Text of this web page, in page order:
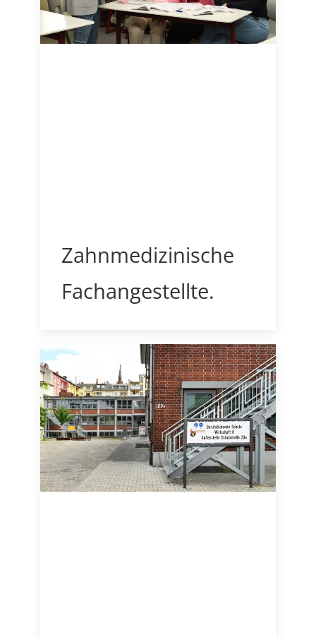
Zahnmedizinische
Fachangestellte.